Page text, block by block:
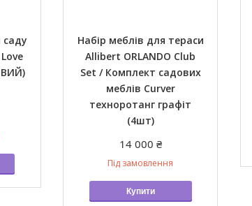
саду
Набір меблів для тераси
Allibert ORLANDO Club
Set / Комплект садових
меблів Curver
техноротанг графіт
(4шт)
14 000 ₴
Під замовлення
Купити